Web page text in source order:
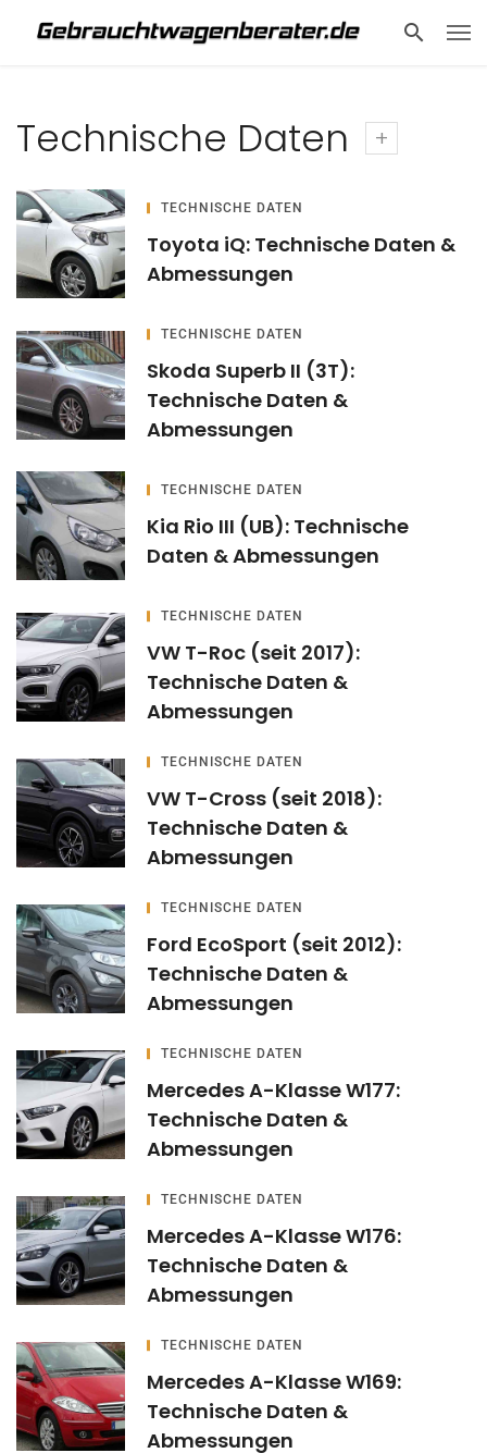
Technische Daten
TECHNISCHE DATEN
Toyota iQ: Technische Daten &
Abmessungen
TECHNISCHE DATEN
Skoda Superb II (3T):
Technische Daten &
Abmessungen
TECHNISCHE DATEN
Kia Rio III (UB): Technische
Daten & Abmessungen
TECHNISCHE DATEN
VW T-Roc (seit 2017):
Technische Daten &
Abmessungen
TECHNISCHE DATEN
VW T-Cross (seit 2018):
Technische Daten &
Abmessungen
TECHNISCHE DATEN
Ford EcoSport (seit 2012):
Technische Daten &
Abmessungen
TECHNISCHE DATEN
Mercedes A-Klasse W177:
Technische Daten &
Abmessungen
TECHNISCHE DATEN
Mercedes A-Klasse W176:
Technische Daten &
Abmessungen
TECHNISCHE DATEN
Mercedes A-Klasse W169:
Technische Daten &
Abmessungen